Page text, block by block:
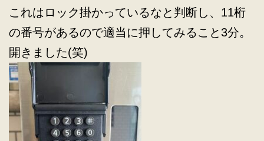
これはロック掛かっているなと判断し、11桁
の番号があるので適当に押してみること3分。
開きました(笑)